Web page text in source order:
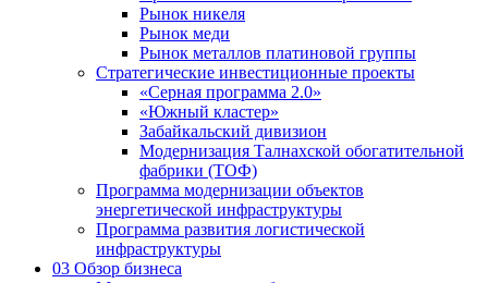
Рынок никеля
Рынок меди
Рынок металлов платиновой группы
Стратегические инвестиционные проекты
«Серная программа 2.0»
«Южный кластер»
Забайкальский дивизион
Модернизация Талнахской обогатительной
фабрики (ТОФ)
Программа модернизации объектов
энергетической инфраструктуры
Программа развития логистической
инфраструктуры
03 Обзор бизнеса